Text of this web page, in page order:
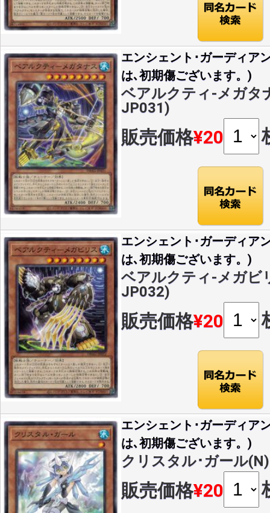
エンシェント･ガーディア
は､初期傷ございます。)
ベアルクティ-メガタ
JP031)
販売価格¥20
エンシェント･ガーディア
は､初期傷ございます。)
ベアルクティ-メガビ
JP032)
販売価格¥20
エンシェント･ガーディア
は､初期傷ございます。)
クリスタル･ガール
販売価格¥20